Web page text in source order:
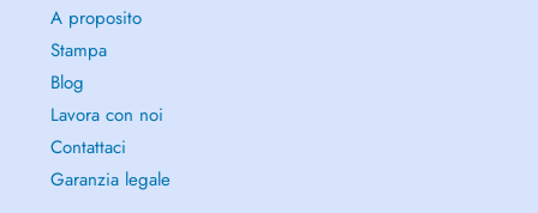
A proposito
Stampa
Blog
Lavora con noi
Contattaci
Garanzia legale